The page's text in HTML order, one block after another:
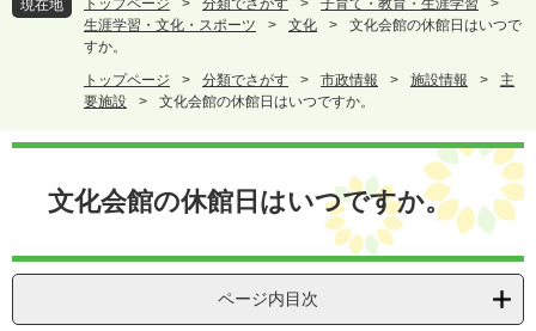
で
ば
へ
現在地
生涯学習・文化・スポーツ
> 文化 >
文化会館の休館日はいつで
すか。
トップページ
> 分類でさがす > 市政情報 > 施設情報 >
主
要施設
> 文化会館の休館日はいつですか。
本
文化会館の休館日はいつですか。
ページ内目次